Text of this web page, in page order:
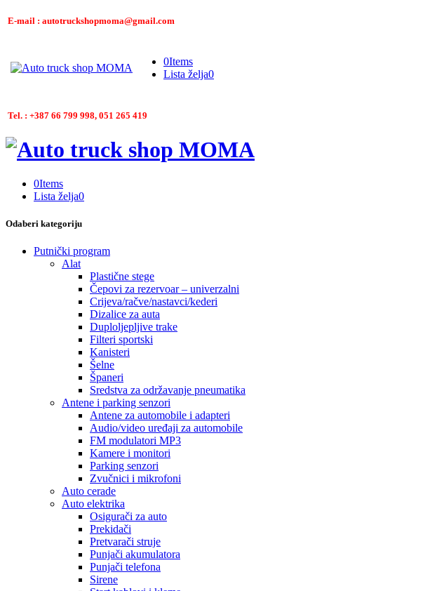
E-mail : autotruckshopmoma@gmail.com
0Items
Lista želja0
Tel. : +387 66 799 998, 051 265 419
0Items
Lista želja0
Odaberi kategoriju
Putnički program
Alat
Plastične stege
Čepovi za rezervoar – univerzalni
Crijeva/račve/nastavci/kederi
Dizalice za auta
Duploljepljive trake
Filteri sportski
Kanisteri
Šelne
Španeri
Sredstva za održavanje pneumatika
Antene i parking senzori
Antene za automobile i adapteri
Audio/video uređaji za automobile
FM modulatori MP3
Kamere i monitori
Parking senzori
Zvučnici i mikrofoni
Auto cerade
Auto elektrika
Osigurači za auto
Prekidači
Pretvarači struje
Punjači akumulatora
Punjači telefona
Sirene